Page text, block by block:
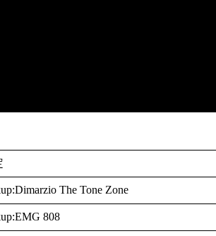
The Tone Zone
808